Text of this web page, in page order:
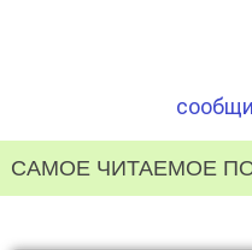
САМОЕ ЧИТАЕМОЕ